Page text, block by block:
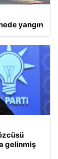
yangın
gelinmiş